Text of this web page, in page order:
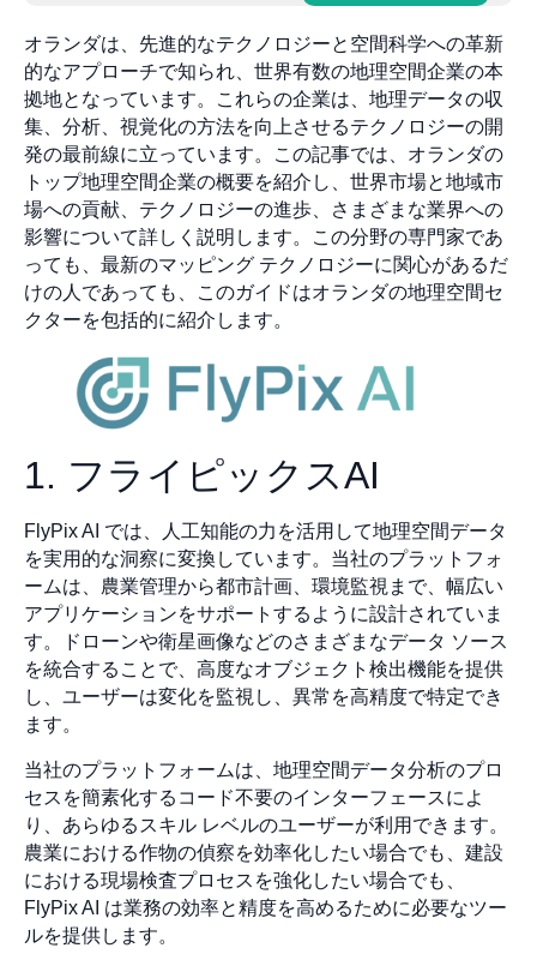
オランダは、先進的なテクノロジーと空間科学への革新
的なアプローチで知られ、世界有数の地理空間企業の本
拠地となっています。これらの企業は、地理データの収
集、分析、視覚化の方法を向上させるテクノロジーの開
発の最前線に立っています。この記事では、オランダの
トップ地理空間企業の概要を紹介し、世界市場と地域市
場への貢献、テクノロジーの進歩、さまざまな業界への
影響について詳しく説明します。この分野の専門家であ
っても、最新のマッピング テクノロジーに関心があるだ
けの人であっても、このガイドはオランダの地理空間セ
クターを包括的に紹介します。
1. フライピックスAI
FlyPix AI では、人工知能の力を活用して地理空間データ
を実用的な洞察に変換しています。当社のプラットフォ
ームは、農業管理から都市計画、環境監視まで、幅広い
アプリケーションをサポートするように設計されていま
す。ドローンや衛星画像などのさまざまなデータ ソース
を統合することで、高度なオブジェクト検出機能を提供
し、ユーザーは変化を監視し、異常を高精度で特定でき
ます。
当社のプラットフォームは、地理空間データ分析のプロ
セスを簡素化するコード不要のインターフェースによ
り、あらゆるスキル レベルのユーザーが利用できます。
農業における作物の偵察を効率化したい場合でも、建設
における現場検査プロセスを強化したい場合でも、
FlyPix AI は業務の効率と精度を高めるために必要なツー
ルを提供します。